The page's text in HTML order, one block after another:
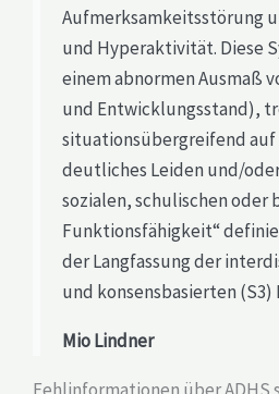
Aufmerksamkeitsstörung
und Hyperaktivität. Diese
einem abnormen Ausmaß
und Entwicklungsstand),
situationsübergreifend auf
deutliches Leiden und/
sozialen, schulischen oder
Funktionsfähigkeit“
der Langfassung der
und konsensbasierten (S3)
Mio Lindner